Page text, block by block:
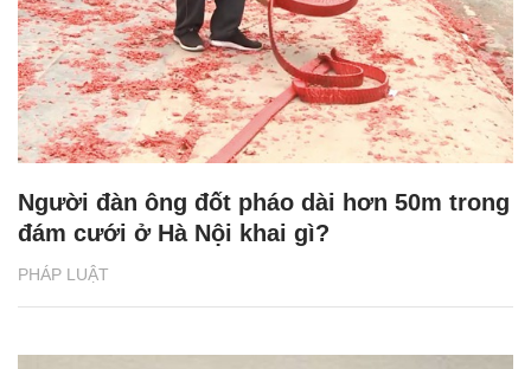
PHÁP LUẬT
Người đàn ông đốt pháo dài hơn 50m trong
đám cưới ở Hà Nội khai gì?